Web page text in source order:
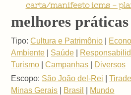
carta/manifesto icms -
melhores práticas
Tipo: Cultura e Patrimônio
Ambiente
Saúde
Turismo |Campanhas
Diversos
Escopo: São João del-Rei |
Minas Gerais
Brasil Mundo